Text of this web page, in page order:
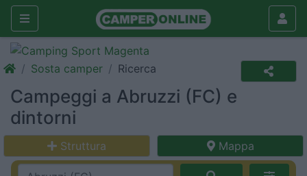
Sosta camper Ricerca
Campeggi a Abruzzi (FC) e
dintorni
Struttura Mappa